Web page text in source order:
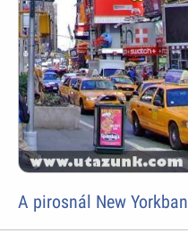
A pirosnál New Yorkban